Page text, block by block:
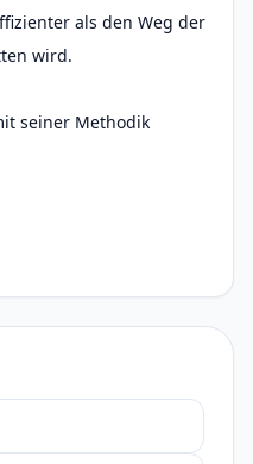
als den Weg der
wird.
seiner Methodik